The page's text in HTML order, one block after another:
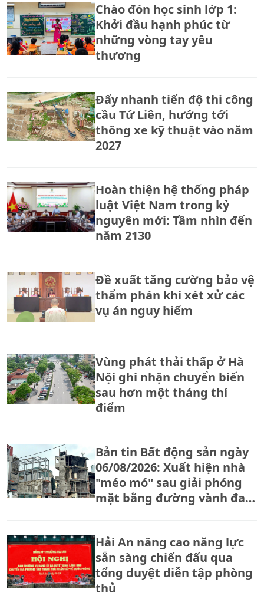
Chào đón học sinh lớp 1:
Khởi đầu hạnh phúc từ
những vòng tay yêu
thương
Đẩy nhanh tiến độ thi công
cầu Tứ Liên, hướng tới
thông xe kỹ thuật vào năm
2027
Hoàn thiện hệ thống pháp
luật Việt Nam trong kỷ
nguyên mới: Tầm nhìn đến
năm 2130
Đề xuất tăng cường bảo vệ
thẩm phán khi xét xử các
vụ án nguy hiểm
Vùng phát thải thấp ở Hà
Nội ghi nhận chuyển biến
sau hơn một tháng thí
điểm
Bản tin Bất động sản ngày
06/08/2026: Xuất hiện nhà
"méo mó" sau giải phóng
mặt bằng đường vành đai
Hải An nâng cao năng lực
sẵn sàng chiến đấu qua
tổng duyệt diễn tập phòng
thủ